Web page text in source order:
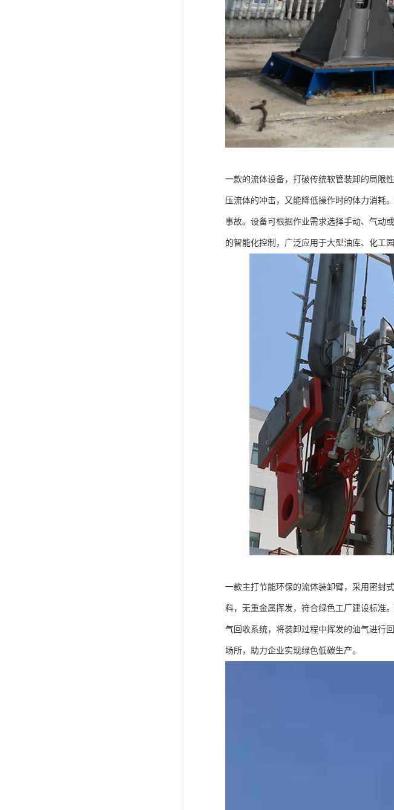
一款的流体设备，打破传统软管装卸的局限
压流体的冲击，又能降低操作时的体力消耗
事故。设备可根据作业需求选择手动、气动
的智能化控制，广泛应用于大型油库、化工
一款主打节能环保的流体装卸臂，采用密封
料，无重金属挥发，符合绿色工厂建设标准
气回收系统，将装卸过程中挥发的油气进行
场所，助力企业实现绿色低碳生产。